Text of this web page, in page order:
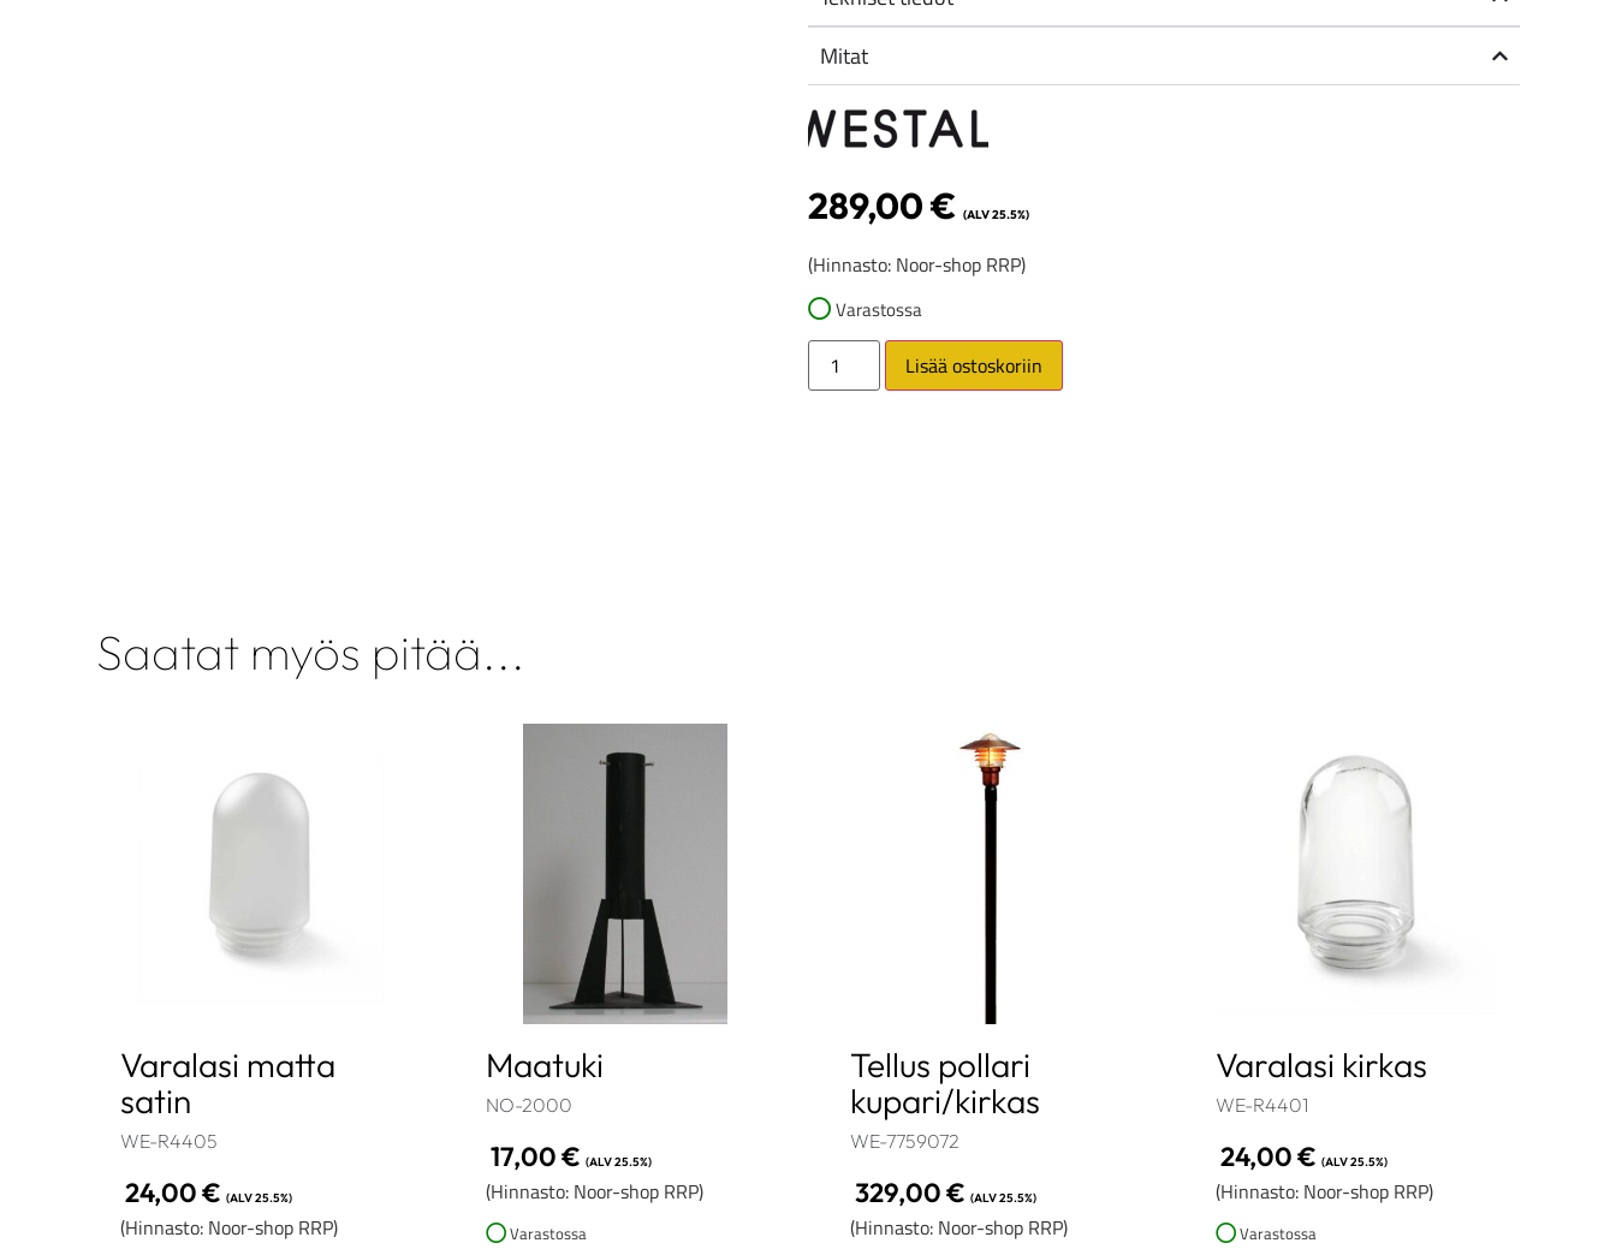
Mitat
289,00€ (ALV 25.5%)
(Hinnasto: Noor-shop RRP)
Varastossa
Lisää ostoskoriin
Saatat myös pitää...
Varalasi matta
satin
WE-R4405
24,00€ (ALV 25.5%)
(Hinnasto: Noor-shop RRP)
Maatuki
NO-2000
17,00€ (ALV 25.5%)
(Hinnasto: Noor-shop RRP)
Varastossa
Tellus pollari
kupari/kirkas
WE-7759072
329,00€ (ALV 25.5%)
(Hinnasto: Noor-shop RRP)
Varalasi kirkas
WE-R4401
24,00€ (ALV 25.5%)
(Hinnasto: Noor-shop RRP)
Varastossa